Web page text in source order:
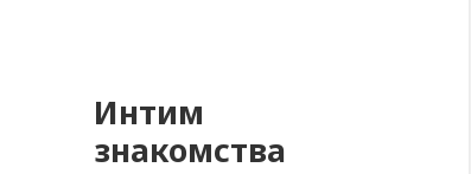
Интим
знакомства